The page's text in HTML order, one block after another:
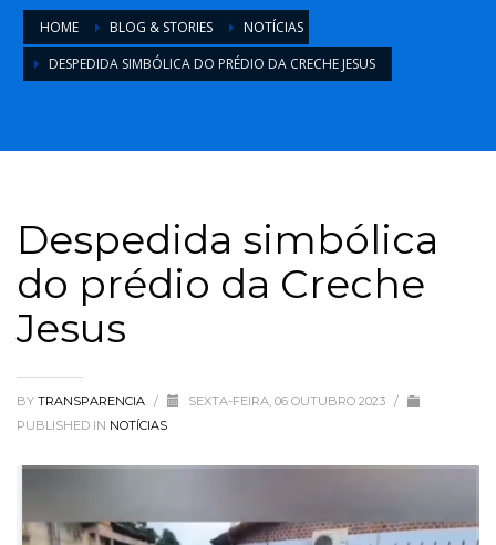
HOME BLOG & STORIES
NOTÍCIAS
DESPEDIDA SIMBÓLICA DO PRÉDIO DA CRECHE JESUS
Despedida simbólica
do prédio da Creche
Jesus
BY TRANSPARENCIA / SEXTA-FEIRA, 06 OUTUBRO 2023 /
PUBLISHED IN NOTÍCIAS